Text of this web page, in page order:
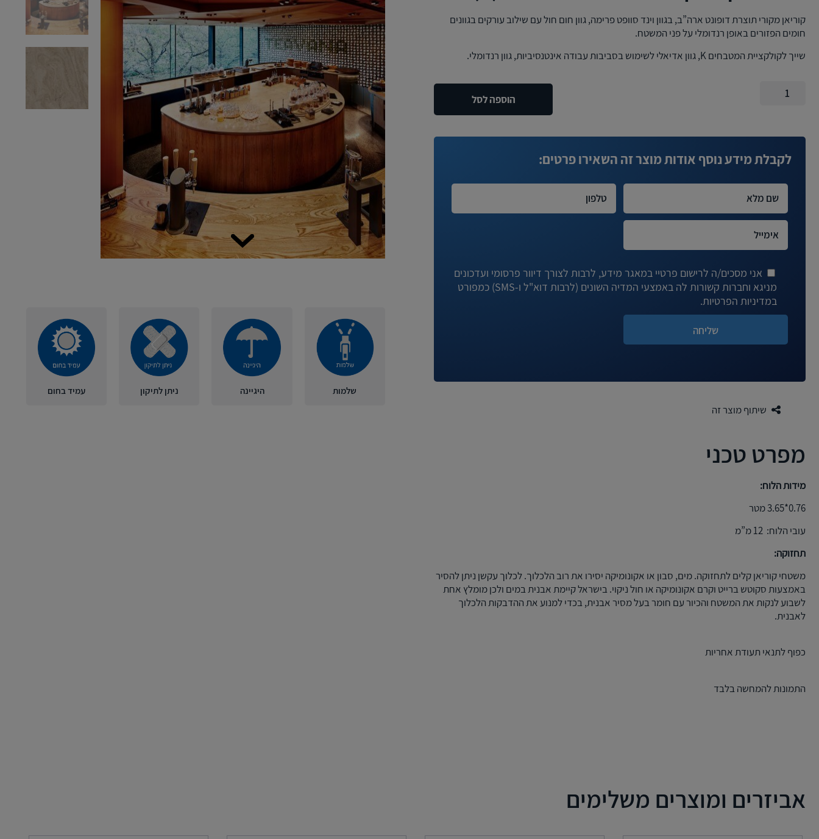
קוריאן מקורי תוצרת דופונט ארה”ב, בגוון וינד סוופט פרימה, גוון חום חול עם שילוב עורקים בגוונים
חומים הפזורים באופן רנדומלי על פני המשטח.
שייך לקולקציית המטבחים K, גוון אדיאלי לשימוש בסביבות עבודה אינטנסיביות, גוון רנדומלי.
כמות
-
סוופט
פרימה
הוספה לסל
לקבלת מידע נוסף אודות מוצר זה השאירו פרטים:
אני מסכים/ה לרישום פרטיי במאגר מידע, לרבות לצורך דיוור פרסומי ועדכונים
מניגא וחברות קשורות לה באמצעי המדיה השונים (לרבות דוא"ל ו-SMS) כמפורט
במדיניות הפרטיות.
שיתוף מוצר זה
מפרט טכני
מידות הלוח:
0.76*3.65 מטר
עובי הלוח: 12 מ”מ
תחזוקה:
משטחי קוריאן קלים לתחזוקה. מים, סבון או אקונומיקה יסירו את רוב הלכלוך. לכלוך עקשן ניתן להסיר
באמצעות סקוטש ברייט וקרם אקונומיקה או חול ניקוי. בישראל קיימת אבנית במים ולכן מומלץ אחת
לשבוע לנקות את המשטח והכיור עם חומר בעל מסיר אבנית, בכדי למנוע את ההדבקות הלכלוך
לאבנית.
כפוף לתנאי תעודת אחריות
התמונות להמחשה בלבד
שלמות היגיינה ניתן לתיקון עמיד בחום
אביזרים ומוצרים משלימים